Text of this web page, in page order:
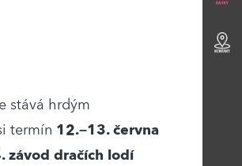
stává hrdým
termín 12.–13. června
závod dračích lodí